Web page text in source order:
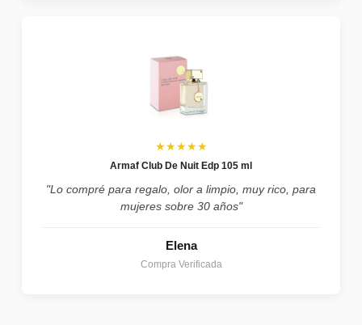
★★★★★
Armaf Club De Nuit Edp 105 ml
"Lo compré para regalo, olor a limpio, muy rico, para
mujeres sobre 30 años"
Elena
Compra Verificada